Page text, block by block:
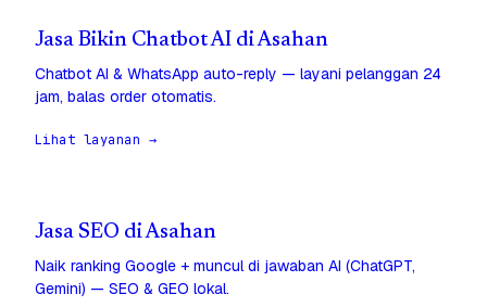
Jasa Bikin Chatbot AI di Asahan
Chatbot AI & WhatsApp auto-reply — layani pelanggan 24
jam, balas order otomatis.
Lihat layanan →
Jasa SEO di Asahan
Naik ranking Google + muncul di jawaban AI (ChatGPT,
Gemini) — SEO & GEO lokal.